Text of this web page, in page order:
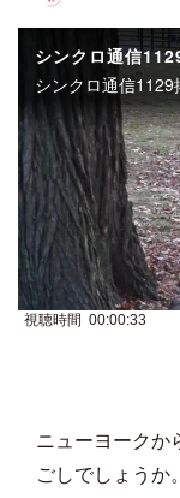
シンクロ通信
シンクロ通信1129
視聴時間 00:00:33
ニューヨークか
ごしでしょうか。